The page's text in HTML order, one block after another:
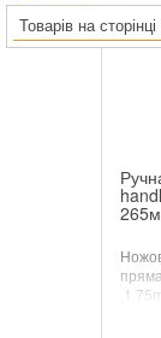
склорізи
стельова опора
Товарів на